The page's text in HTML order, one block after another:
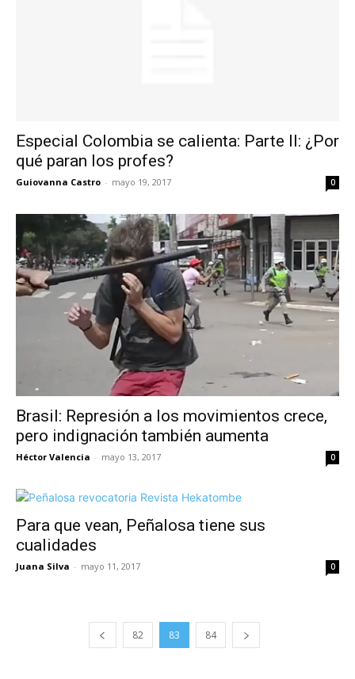
Especial Colombia se calienta: Parte II: ¿Por
qué paran los profes?
Guiovanna Castro - mayo 19, 2017 0
Brasil: Represión a los movimientos crece,
pero indignación también aumenta
Héctor Valencia - mayo 13, 2017 0
Para que vean, Peñalosa tiene sus
cualidades
Juana Silva - mayo 11, 2017 0
82 83 84